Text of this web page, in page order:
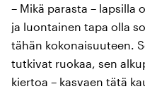
– Mikä parasta – lapsilla
ja luontainen tapa olla
tähän kokonaisuuteen.
tutkivat ruokaa, sen
kiertoa – kasvaen tätä